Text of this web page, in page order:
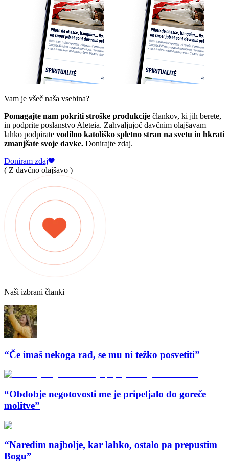
Vam je všeč naša vsebina?
Pomagajte nam pokriti stroške produkcije člankov, ki jih berete,
in podprite poslanstvo Aleteia. Zahvaljujoč davčnim olajšavam
lahko podpirate vodilno katoliško spletno stran na svetu in hkrati
zmanjšate svoje davke. Donirajte zdaj.
Doniram zdaj
( Z davčno olajšavo )
Naši izbrani članki
“Če imaš nekoga rad, se mu ni težko posvetiti”
“Obdobje negotovosti me je pripeljalo do goreče
molitve”
“Naredim najbolje, kar lahko, ostalo pa prepustim
Bogu”